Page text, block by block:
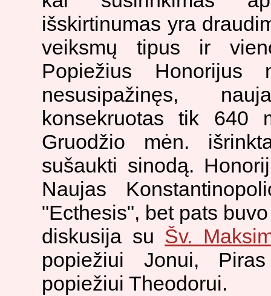
išskirtinumas yra
veiksmų tipus ir
Popiežius
nesusipažinęs,
konsekruotas tik 640
Gruodžio mėn.
sušaukti sinodą.
Naujas
"Ecthesis", bet pats
diskusija su Šv.
popiežiui Jonui,
popiežiui Theodorui.